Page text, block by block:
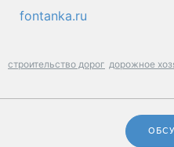
fontanka.ru
строительство дорог дорожное